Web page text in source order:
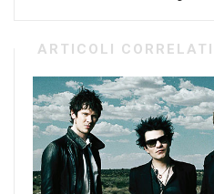
ARTICOLI CORRELATI